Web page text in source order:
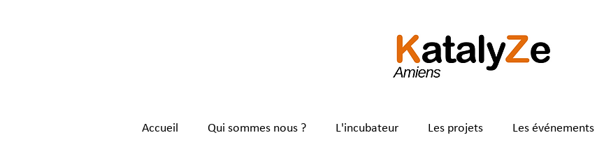
Accueil Qui sommes nous ? L'incubateur Les projets Les événements